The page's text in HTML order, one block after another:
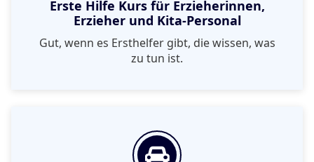
Erste Hilfe Kurs für Erzieherinnen,
Erzieher und Kita-Personal
Gut, wenn es Ersthelfer gibt, die wissen, was
zu tun ist.